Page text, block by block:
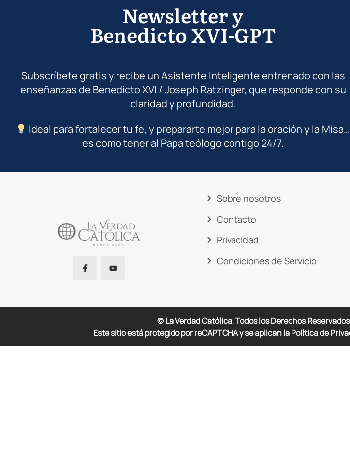
Newsletter y
Benedicto XVI-GPT
Subscríbete gratis y recibe un Asistente Inteligente entrenado con las
enseñanzas de Benedicto XVI / Joseph Ratzinger, que responde con su
claridad y profundidad.
Ideal para fortalecer tu fe, y prepararte mejor para la oración y la Misa…
es como tener al Papa teólogo contigo 24/7.
Sobre nosotros
Contacto
Privacidad
Condiciones de Servicio
© La Verdad Católica. Todos los Derechos Reservados
Este sitio está protegido por reCAPTCHA y se aplican la Política de